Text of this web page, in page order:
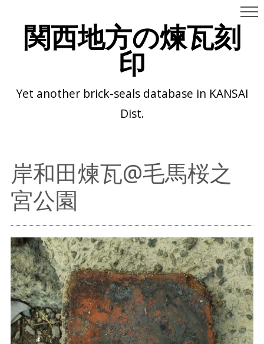
関西地方の煉瓦刻
印
Yet another brick-seals database in KANSAI
Dist.
岸和田煉瓦@毛馬桜之
宮公園